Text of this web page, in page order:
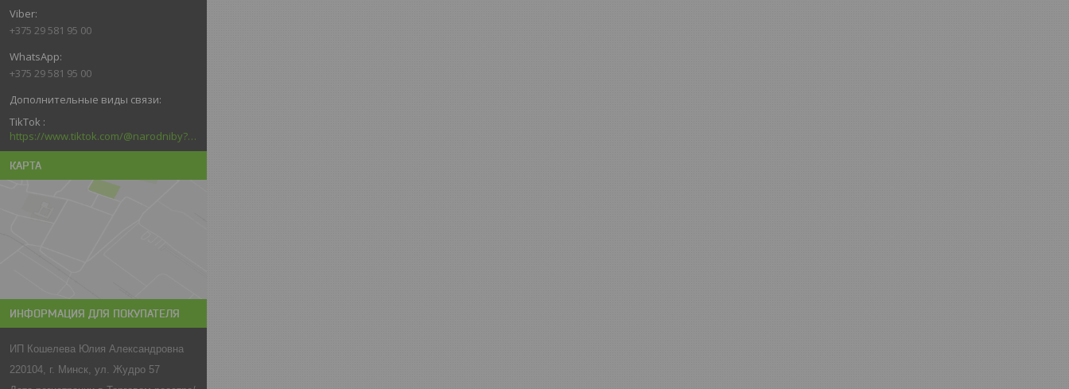
+375 29 581 95 00
+375 29 581 95 00
TikTok
https://www.tiktok.com/@narodniby?_d=secCgYIASAHKAESMgowNi2kqb6kACtPxDFMS5F6dRGTadF39Pc3n3jrlZxq6nMzJ6welMlNk6LtVvGLhTZ4GgA%3D&language=ru&sec_uid=MS4wLjABAAAAGNa8ssld7lkG8CrKEAd5LVQIDzxfLHVPgcTs5w61T8x5BHEa0P95Bf2YgAJrzrfu&sec_user_id=MS4wLjABAAAAGNa8ssl
КАРТА
ИНФОРМАЦИЯ ДЛЯ ПОКУПАТЕЛЯ
ИП Кошелева Юлия Александровна
220104, г. Минск, ул. Жудро 57